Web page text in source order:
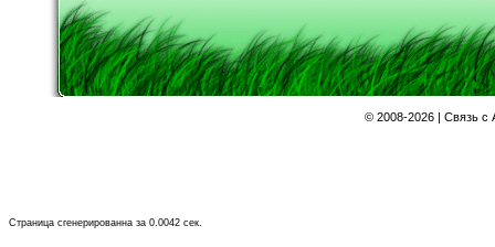
© 2008-2026 | Связь с
Страница сгенерированна за 0.0042 сек.